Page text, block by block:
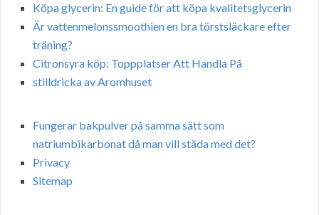
Köpa glycerin: En guide för att köpa kvalitetsglycerin
Är vattenmelonssmoothien en bra törstsläckare efter
träning?
Citronsyra köp: Toppplatser Att Handla På
stilldricka av Aromhuset
Fungerar bakpulver på samma sätt som
natriumbikarbonat då man vill städa med det?
Privacy
Sitemap